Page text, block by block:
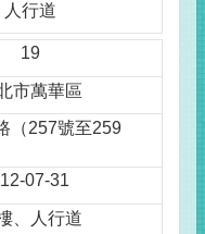
人行道
19
市萬華區
（257號至259
07-31
、人行道